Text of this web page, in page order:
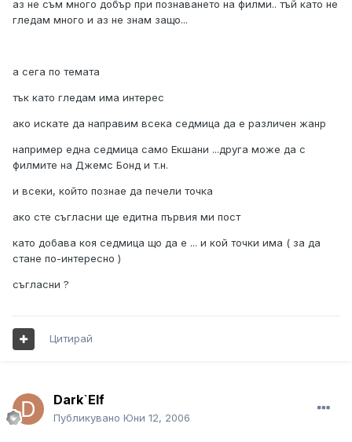
аз не съм много добър при познаването на филми.. тъй като не
гледам много и аз не знам защо...
а сега по темата
тък като гледам има интерес
ако искате да направим всека седмица да е различен жанр
например една седмица само Екшани ...друга може да с
филмите на Джемс Бонд и т.н.
и всеки, който познае да печели точка
ако сте съгласни ще едитна първия ми пост
като добава коя седмица що да е ... и кой точки има ( за да
стане по-интересно )
съгласни ?
Цитирай
Dark`Elf
Публикувано Юни 12, 2006